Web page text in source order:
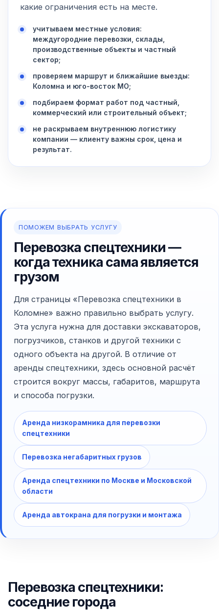
какие ограничения есть на месте.
учитываем местные условия:
междугородние перевозки, склады,
производственные объекты и частный
сектор;
проверяем маршрут и ближайшие выезды:
Коломна и юго-восток МО;
подбираем формат работ под частный,
коммерческий или строительный объект;
не раскрываем внутреннюю логистику
компании — клиенту важны срок, цена и
результат.
ПОМОЖЕМ ВЫБРАТЬ УСЛУГУ
Перевозка спецтехники —
когда техника сама является
грузом
Для страницы «Перевозка спецтехники в
Коломне» важно правильно выбрать услугу.
Эта услуга нужна для доставки экскаваторов,
погрузчиков, станков и другой техники с
одного объекта на другой. В отличие от
аренды спецтехники, здесь основной расчёт
строится вокруг массы, габаритов, маршрута
и способа погрузки.
Аренда низкорамника для перевозки
спецтехники
Перевозка негабаритных грузов
Аренда спецтехники по Москве и Московской
области
Аренда автокрана для погрузки и монтажа
Перевозка спецтехники:
соседние города